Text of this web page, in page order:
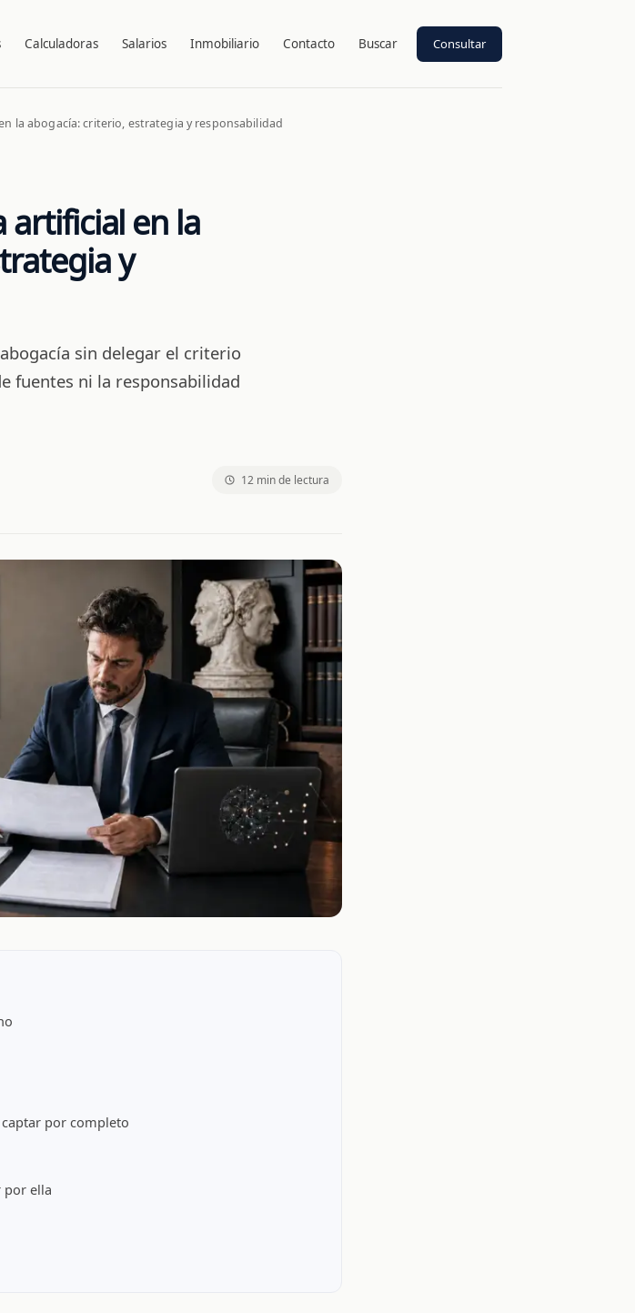
Calculadoras Salarios Inmobiliario Contacto Buscar Consultar
la abogacía: criterio, estrategia y responsabilidad
artificial en la
y
sin delegar el criterio
fuentes ni la responsabilidad
12 min de lectura
por completo
por ella